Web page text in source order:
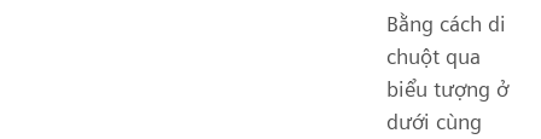
Bằng cách di
chuột qua
biểu tượng ở
dưới cùng